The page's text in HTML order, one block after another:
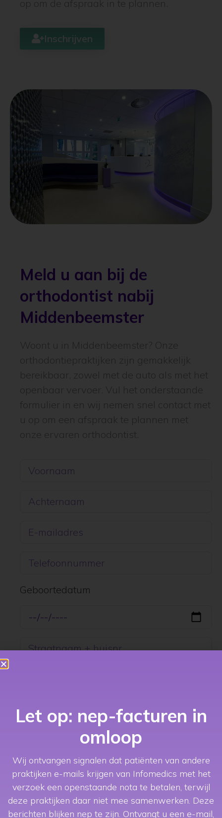
Inschrijven
Meld u aan bij de
orthodontist nabij
Middenbeemster
Geboortedatum
Let op: nep-facturen in
omloop
Wij ontvangen signalen dat patiënten van andere
praktijken e-mails krijgen van Infomedics met het
verzoek een openstaande nota te betalen, terwijl
deze praktijken daar niet mee samenwerken. Deze
berichten blijken nep te zijn. Ontvangt u een e-mail,